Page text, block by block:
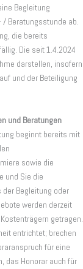
Begleitung
/ Beratungsstunde ab.
die bereits
Die seit 1.4.2024
darstellen, insofern
und der Beteiligung
und Beratungen
beginnt bereits mit
sowie die
und Sie die
Begleitung oder
werden derzeit
getragen.
entrichtet; brechen
für eine
das Honorar auch für